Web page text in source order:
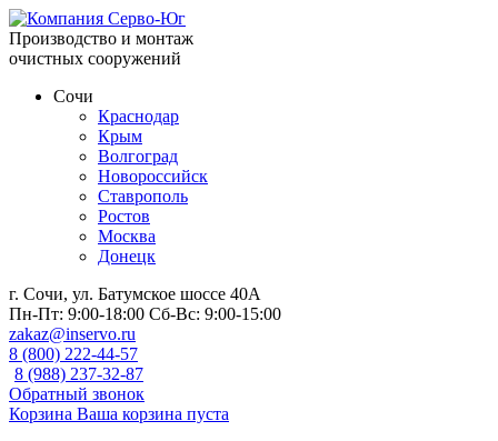
Производство и монтаж
очистных сооружений
Сочи
Краснодар
Крым
Волгоград
Новороссийск
Ставрополь
Ростов
Москва
Донецк
г. Сочи, ул. Батумское шоссе 40А
Пн-Пт: 9:00-18:00 Сб-Вс: 9:00-15:00
zakaz@inservo.ru
8 (800) 222-44-57
8 (988) 237-32-87
Обратный звонок
Корзина Ваша корзина пуста